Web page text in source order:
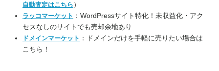
自動査定はこちら ）
ラッコマーケット ：WordPressサイト特化！未収益化・アク
セスなしのサイトでも売却余地あり
ドメインマーケット ：ドメインだけを手軽に売りたい場合は
こちら！